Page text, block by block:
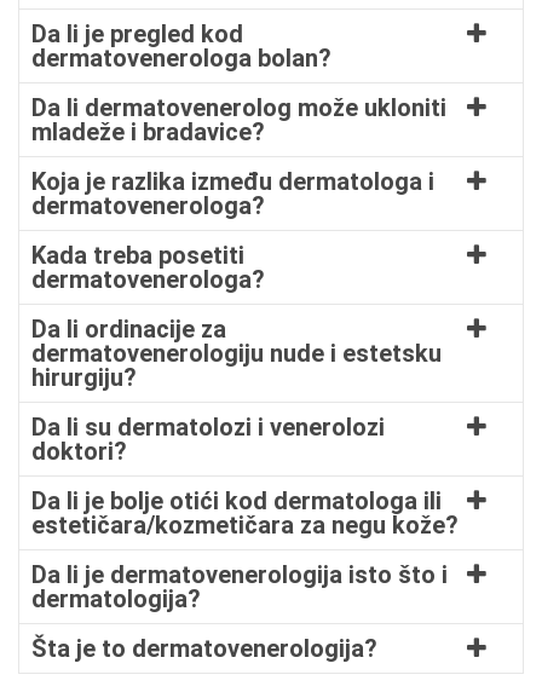
Da li je pregled kod
dermatovenerologa bolan?
Da li dermatovenerolog može ukloniti
mladeže i bradavice?
Koja je razlika između dermatologa i
dermatovenerologa?
Kada treba posetiti
dermatovenerologa?
Da li ordinacije za
dermatovenerologiju nude i estetsku
hirurgiju?
Da li su dermatolozi i venerolozi
doktori?
Da li je bolje otići kod dermatologa ili
estetičara/kozmetičara za negu kože?
Da li je dermatovenerologija isto što i
dermatologija?
Šta je to dermatovenerologija?